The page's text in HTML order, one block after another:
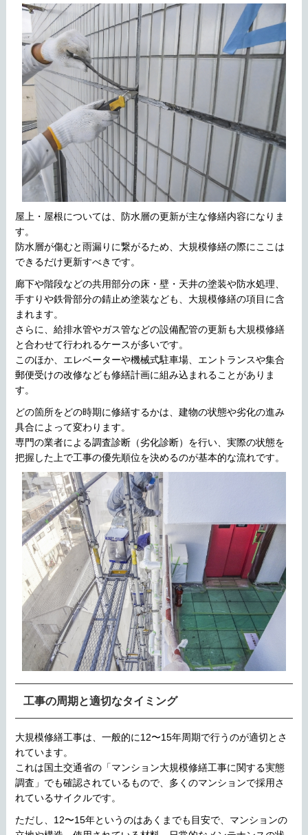
屋上・屋根については、防水層の更新が主な修繕内容になりま
す。
防水層が傷むと雨漏りに繋がるため、大規模修繕の際にここは
できるだけ更新すべきです。
廊下や階段などの共用部分の床・壁・天井の塗装や防水処理、
手すりや鉄骨部分の錆止め塗装なども、大規模修繕の項目に含
まれます。
さらに、給排水管やガス管などの設備配管の更新も大規模修繕
と合わせて行われるケースが多いです。
このほか、エレベーターや機械式駐車場、エントランスや集合
郵便受けの改修なども修繕計画に組み込まれることがありま
す。
どの箇所をどの時期に修繕するかは、建物の状態や劣化の進み
具合によって変わります。
専門の業者による調査診断（劣化診断）を行い、実際の状態を
把握した上で工事の優先順位を決めるのが基本的な流れです。
工事の周期と適切なタイミング
大規模修繕工事は、一般的に12〜15年周期で行うのが適切とさ
れています。
これは国土交通省の「マンション大規模修繕工事に関する実態
調査」でも確認されているもので、多くのマンションで採用さ
れているサイクルです。
ただし、12〜15年というのはあくまでも目安で、マンションの